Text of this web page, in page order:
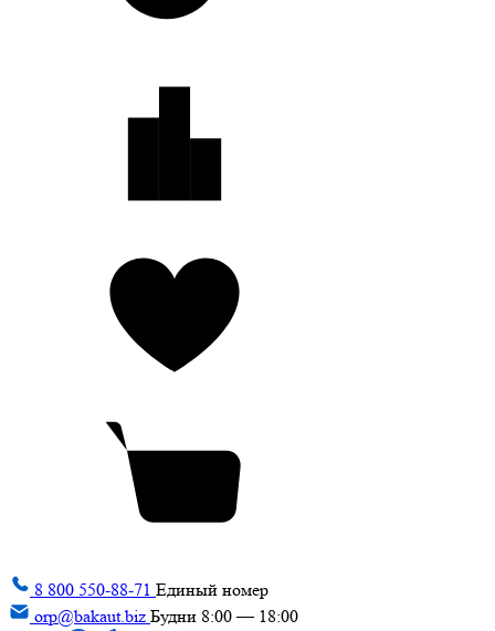
8 800 550-88-71 Единый номер
orp@bakaut.biz Будни 8:00 — 18:00